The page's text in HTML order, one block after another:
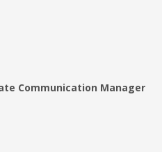
Communication Manager